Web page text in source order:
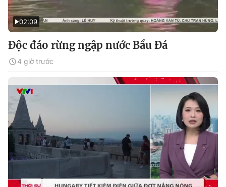
02:09
Độc đáo rừng ngập nước Bầu Đá
4 giờ trước